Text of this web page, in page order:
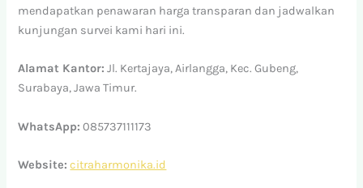
mendapatkan penawaran harga transparan dan jadwalkan
kunjungan survei kami hari ini.
Alamat Kantor: Jl. Kertajaya, Airlangga, Kec. Gubeng,
Surabaya, Jawa Timur.
WhatsApp: 085737111173
Website: citraharmonika.id